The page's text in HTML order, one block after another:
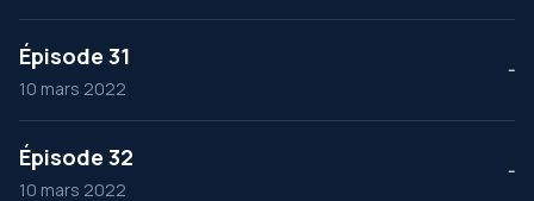
Épisode 31
10 mars 2022
--
Épisode 32
10 mars 2022
--